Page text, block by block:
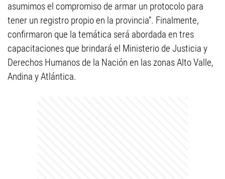
asumimos el compromiso de armar un protocolo para
tener un registro propio en la provincia”. Finalmente,
confirmaron que la temática será abordada en tres
capacitaciones que brindará el Ministerio de Justicia y
Derechos Humanos de la Nación en las zonas Alto Valle,
Andina y Atlántica.